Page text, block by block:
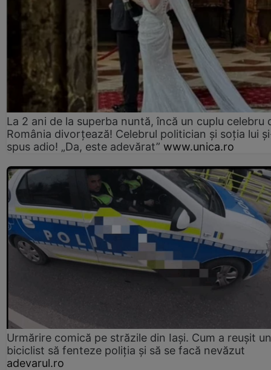
La 2 ani de la superba nuntă, încă un cuplu celebru
România divorțează! Celebrul politician și soția lui
spus adio! „Da, este adevărat” www.unica.ro
Urmărire comică pe străzile din Iași. Cum a reușit un
biciclist să fenteze poliția și să se facă nevăzut
adevarul.ro